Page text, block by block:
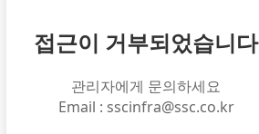
접근이 거부되었습니다
관리자에게 문의하세요
Email : sscinfra@ssc.co.kr